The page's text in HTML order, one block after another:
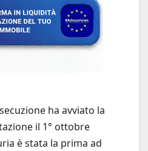
ha avviato la
il 1° ottobre
è stata la prima ad